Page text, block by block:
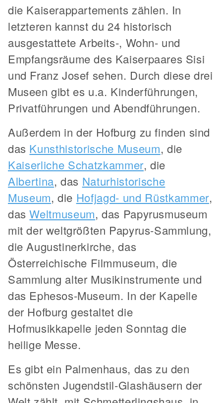
die Kaiserappartements zählen. In
letzteren kannst du 24 historisch
ausgestattete Arbeits-, Wohn- und
Empfangsräume des Kaiserpaares Sisi
und Franz Josef sehen. Durch diese drei
Museen gibt es u.a. Kinderführungen,
Privatführungen und Abendführungen.
Außerdem in der Hofburg zu finden sind
das Kunsthistorische Museum, die
Kaiserliche Schatzkammer, die
Albertina, das Naturhistorische
Museum, die Hofjagd- und Rüstkammer,
dasWeltmuseum, das Papyrusmuseum
mit der weltgrößten Papyrus-Sammlung,
die Augustinerkirche, das
Österreichische Filmmuseum, die
Sammlung alter Musikinstrumente und
das Ephesos-Museum. In der Kapelle
der Hofburg gestaltet die
Hofmusikkapelle jeden Sonntag die
heilige Messe.
Es gibt ein Palmenhaus, das zu den
schönsten Jugendstil-Glashäusern der